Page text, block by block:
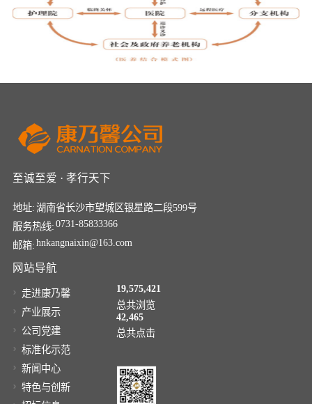
至诚至爱 · 孝行天下
地址: 湖南省长沙市望城区银星路二段599号
服务热线: 0731-85833366
邮箱: hnkangnaixin@163.com
网站导航
走进康乃馨
产业展示
公司党建
标准化示范
新闻中心
特色与创新
19,575,421
总共浏览
42,465
总共点击